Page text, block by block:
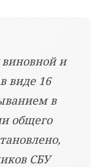
и
виде 16
в
общего
СБУ